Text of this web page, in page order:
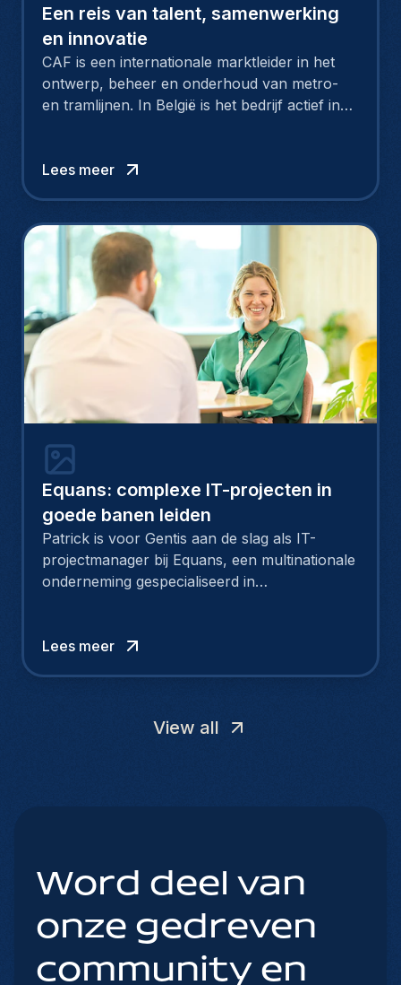
Een reis van talent, samenwerking
en innovatie
CAF is een internationale marktleider in het
ontwerp, beheer en onderhoud van metro-
en tramlijnen. In België is het bedrijf actief in
zijn onmisbaar in het groeiverhaal van CAF.
Lees meer
Equans: complexe IT-projecten in
goede banen leiden
Patrick is voor Gentis aan de slag als IT-
projectmanager bij Equans, een multinationale
onderneming gespecialiseerd in
in onze lange samenwerking met Equans. Zijn
Lees meer
View all
Word deel van
onze gedreven
community en